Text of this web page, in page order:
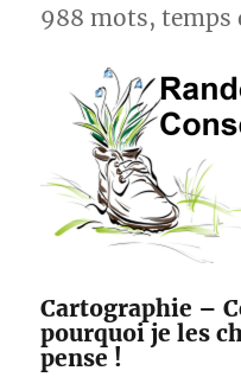
988 mots, temps
Cartographie –
pourquoi je les
pense !